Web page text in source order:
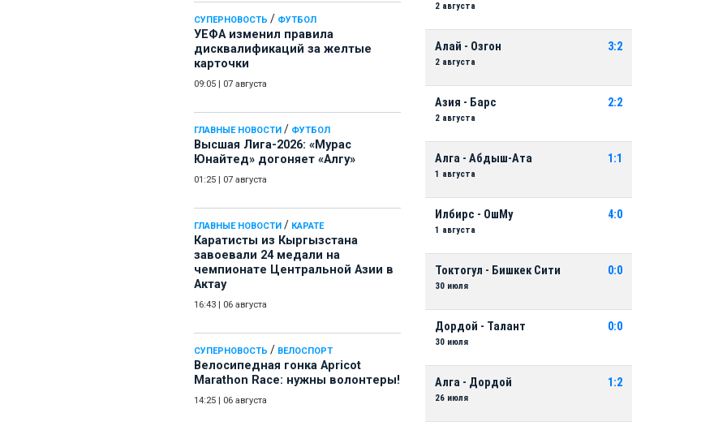
СУПЕРНОВОСТЬ / ФУТБОЛ
УЕФА изменил правила
дисквалификаций за желтые
карточки
09:05 07 августа
ГЛАВНЫЕ НОВОСТИ / ФУТБОЛ
Высшая Лига-2026: «Мурас
Юнайтед» догоняет «Алгу»
01:25 07 августа
ГЛАВНЫЕ НОВОСТИ / КАРАТЕ
Каратисты из Кыргызстана
завоевали 24 медали на
чемпионате Центральной Азии в
Актау
16:43 06 августа
СУПЕРНОВОСТЬ / ВЕЛОСПОРТ
Велосипедная гонка Apricot
Marathon Race: нужны волонтеры!
14:25 06 августа
2 августа
Алай - Озгон
2 августа
3:2
Азия - Барс
2 августа
2:2
Алга - Абдыш-Ата
1 августа
1:1
Илбирс - ОшМу
1 августа
4:0
Токтогул - Бишкек Сити
30 июля
0:0
Дордой - Талант
30 июля
0:0
Алга - Дордой
26 июля
1:2